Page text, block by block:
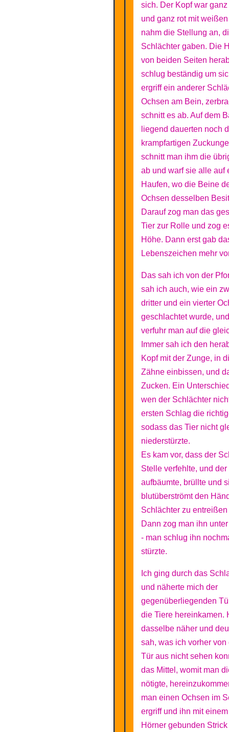
sich. Der Kopf war
und ganz rot mit
nahm die Stellung an,
Schlächter gaben. Die
von beiden Seiten
schlug beständig um
ergriff ein anderer
Ochsen am Bein,
schnitt es ab. Auf dem
liegend dauerten noch
krampfartigen
schnitt man ihm die
ab und warf sie alle auf
Haufen, wo die Beine
Ochsen desselben
Darauf zog man das
Tier zur Rolle und zog
Höhe. Dann erst gab
Lebenszeichen mehr
Das sah ich von der
sah ich auch, wie ein
dritter und ein vierter
geschlachtet wurde,
verfuhr man auf die
Immer sah ich den
Kopf mit der Zunge, in
Zähne einbissen, und
Zucken. Ein
wen der Schlächter
ersten Schlag die
sodass das Tier nicht
niederstürzte.
Es kam vor, dass der
Stelle verfehlte, und
aufbäumte, brüllte und
blutüberströmt den
Schlächter zu
Dann zog man ihn
- man schlug ihn
stürzte.
Ich ging durch das
und näherte mich der
gegenüberliegenden
die Tiere hereinkamen.
dasselbe näher und
sah, was ich vorher von
Tür aus nicht sehen
das Mittel, womit man
nötigte,
man einen Ochsen im
ergriff und ihn mit
Hörner gebunden